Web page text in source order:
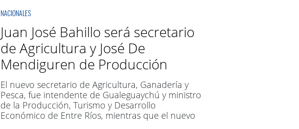
hay planes ni financiación para compra de 3 o 5
hectáreas que necesita el productor, además
debe contar con ingresos para arrendar, mano
de obra, insumos y fertilizantes”, recalcó.
NACIONALES
Juan José Bahillo será secretario
de Agricultura y José De
Mendiguren de Producción
El nuevo secretario de Agricultura, Ganadería y
Pesca, fue intendente de Gualeguaychú y ministro
de la Producción, Turismo y Desarrollo
Económico de Entre Ríos, mientras que el nuevo